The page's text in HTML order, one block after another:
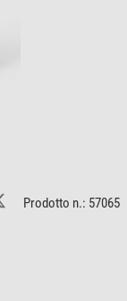
Prodotto n.: 57065